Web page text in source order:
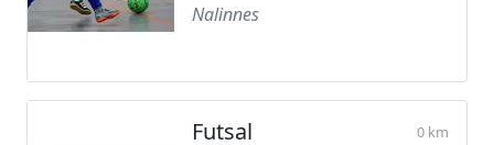
Nalinnes
Futsal 0 km